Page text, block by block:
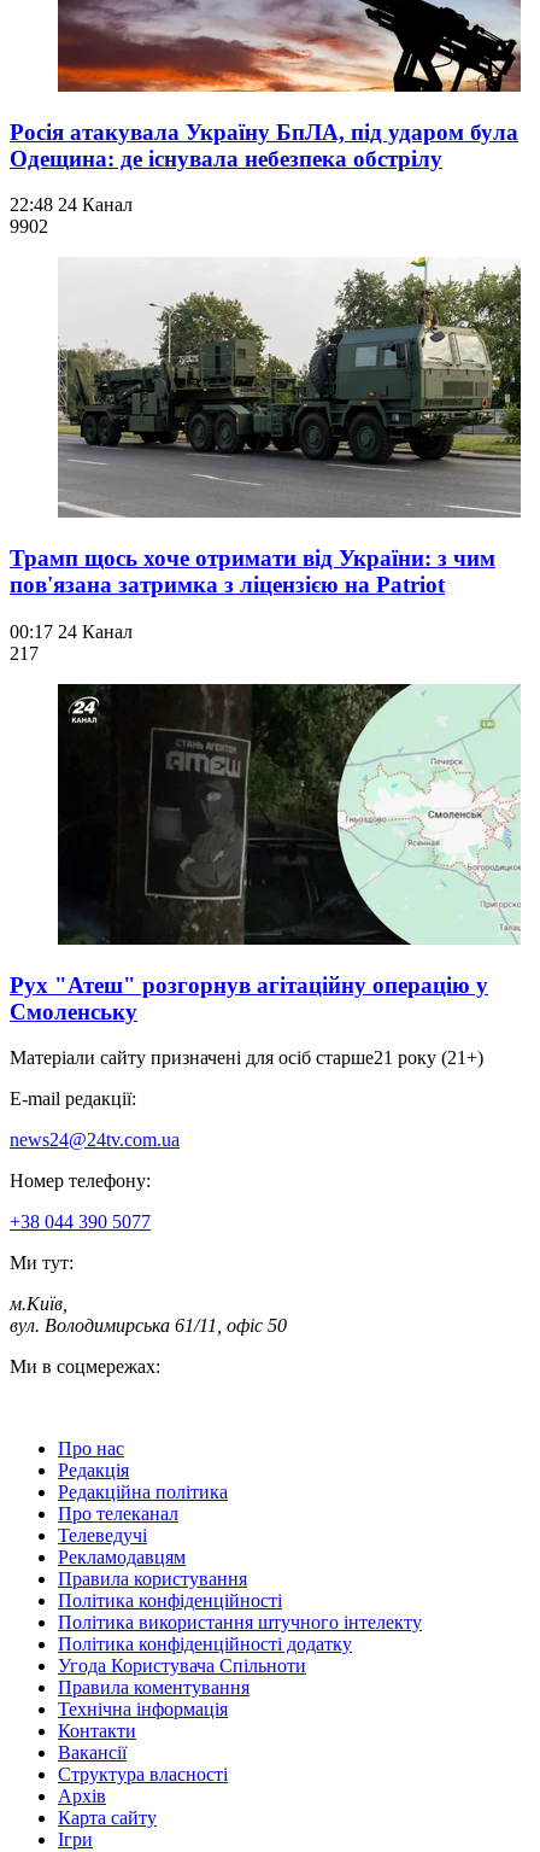
Росія атакувала Україну БпЛА, під ударом була
Одещина: де існувала небезпека обстрілу
22:48 24 Канал
9902
Трамп щось хоче отримати від України: з чим
пов'язана затримка з ліцензією на Patriot
00:17 24 Канал
217
Рух "Атеш" розгорнув агітаційну операцію у
Смоленську
Матеріали сайту призначені для осіб старше21 року (21+)
E-mail редакції:
news24@24tv.com.ua
Номер телефону:
+38 044 390 5077
Ми тут:
м.Київ
вул. Володимирська 61/11, офіс 50
Ми в соцмережах:
Про нас
Редакція
Редакційна політика
Про телеканал
Телеведучі
Рекламодавцям
Правила користування
Політика конфіденційності
Політика використання штучного інтелекту
Політика конфіденційності додатку
Угода Користувача Спільноти
Правила коментування
Технічна інформація
Контакти
Вакансії
Структура власності
Архів
Карта сайту
Ігри